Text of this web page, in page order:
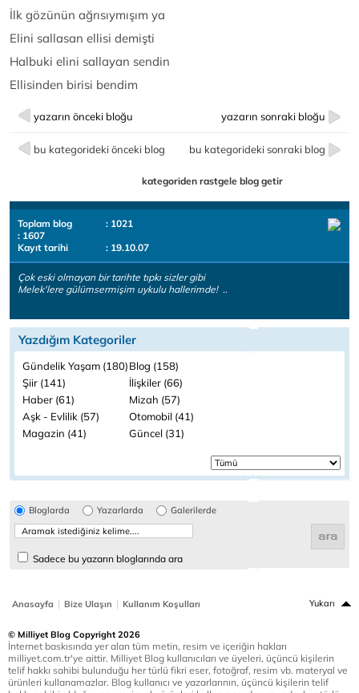
İlk gözünün ağrısıymışım ya
Elini sallasan ellisi demişti
Halbuki elini sallayan sendin
Ellisinden birisi bendim
yazarın önceki bloğu yazarın sonraki bloğu
bu kategorideki önceki blog bu kategorideki sonraki blog
kategoriden rastgele blog getir
Toplam blog
: 1021
: 1607
Kayıt tarihi
: 19.10.07
Çok eski olmayan bir tarihte tıpkı sizler gibi
Melek'lere gülümsermişim uykulu hallerimde! ..
Yazdığım Kategoriler
Gündelik Yaşam (180)Blog (158)
Şiir (141)
İlişkiler (66)
Haber (61)
Mizah (57)
Aşk - Evlilik (57)
Otomobil (41)
Magazin (41)
Güncel (31)
Bloglarda Yazarlarda Galerilerde
Sadece bu yazarın bloglarında ara
Anasayfa | Bize Ulaşın | Kullanım Koşulları Yukarı
© Milliyet Blog Copyright 2026
İnternet baskısında yer alan tüm metin, resim ve içeriğin hakları
milliyet.com.tr'ye aittir. Milliyet Blog kullanıcıları ve üyeleri, üçüncü kişilerin
telif hakkı sahibi bulunduğu her türlü fikri eser, fotoğraf, resim vb. materyal ve
ürünleri kullanamazlar. Blog kullanıcı ve yazarlarının, üçüncü kişilerin telif